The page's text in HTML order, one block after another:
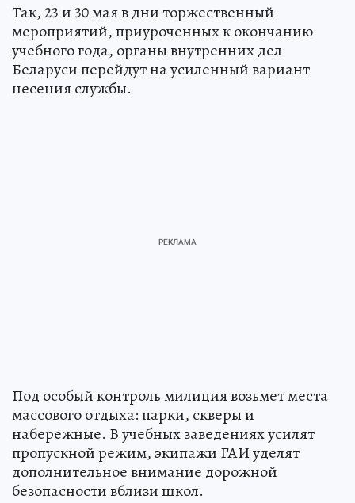
Так, 23 и 30 мая в дни торжественный
мероприятий, приуроченных к окончанию
учебного года, органы внутренних дел
Беларуси перейдут на усиленный вариант
несения службы.
Под особый контроль милиция возьмет места
массового отдыха: парки, скверы и
набережные. В учебных заведениях усилят
пропускной режим, экипажи ГАИ уделят
дополнительное внимание дорожной
безопасности вблизи школ.